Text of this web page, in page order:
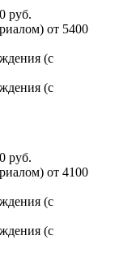
руб.
от 5400
(с
(с
руб.
от 4100
(с
(с